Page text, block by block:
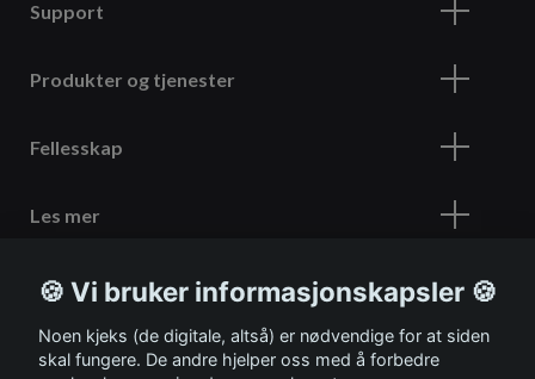
Support
Produkter og tjenester
Fellesskap
Les mer
Meld deg på vårt nyhetsbrev
🍪 Vi bruker informasjonskapsler 🍪
Noen kjeks (de digitale, altså) er nødvendige for at siden
skal fungere. De andre hjelper oss med å forbedre